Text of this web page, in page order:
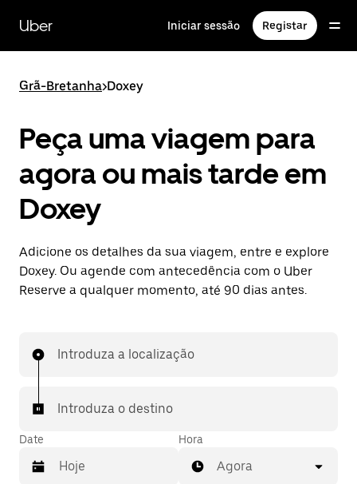
para
conteúdo
Uber Iniciar sessão Registar
Grã-Bretanha>Doxey
Peça uma viagem para
agora ou mais tarde em
Doxey
Adicione os detalhes da sua viagem, entre e explore
Doxey. Ou agende com antecedência com o Uber
Reserve a qualquer momento, até 90 dias antes.
Introduza a localização
Introduza o destino
Date Hora
Agora